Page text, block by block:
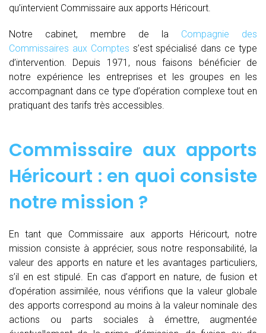
qu’intervient Commissaire aux apports Héricourt.
Notre cabinet, membre de la Compagnie des
Commissaires aux Comptes s’est spécialisé dans ce type
d’intervention. Depuis 1971, nous faisons bénéficier de
notre expérience les entreprises et les groupes en les
accompagnant dans ce type d’opération complexe tout en
pratiquant des tarifs très accessibles.
Commissaire aux apports
Héricourt : en quoi consiste
notre mission ?
En tant que Commissaire aux apports Héricourt, notre
mission consiste à apprécier, sous notre responsabilité, la
valeur des apports en nature et les avantages particuliers,
s’il en est stipulé. En cas d’apport en nature, de fusion et
d’opération assimilée, nous vérifions que la valeur globale
des apports correspond au moins à la valeur nominale des
actions ou parts sociales à émettre, augmentée